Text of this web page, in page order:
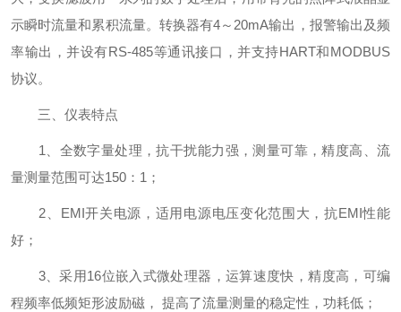
示瞬时流量和累积流量。转换器有4～20mA输出，报警输出及频
率输出，并设有RS-485等通讯接口，并支持HART和MODBUS
协议。
三、仪表特点
1、全数字量处理，抗干扰能力强，测量可靠，精度高、流
量测量范围可达150：1；
2、EMI开关电源，适用电源电压变化范围大，抗EMI性能
好；
3、采用16位嵌入式微处理器，运算速度快，精度高，可编
程频率低频矩形波励磁， 提高了流量测量的稳定性，功耗低；